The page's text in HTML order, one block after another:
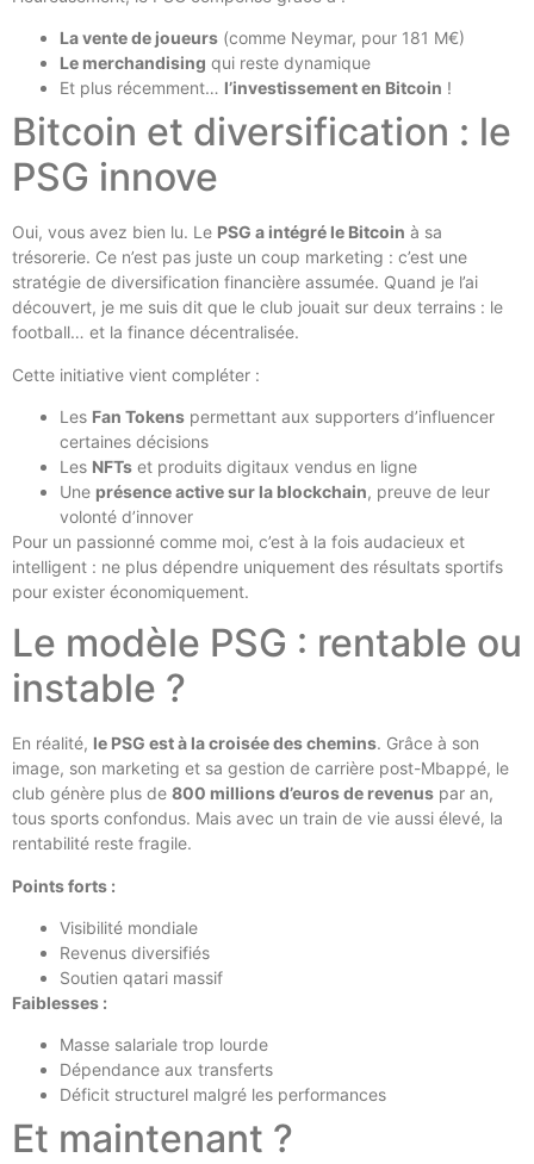
La vente de joueurs (comme Neymar, pour 181 M€)
Le merchandising qui reste dynamique
Et plus récemment… l’investissement en Bitcoin !
Bitcoin et diversification : le
PSG innove
Oui, vous avez bien lu. Le PSG a intégré le Bitcoin à sa
trésorerie. Ce n’est pas juste un coup marketing : c’est une
stratégie de diversification financière assumée. Quand je l’ai
découvert, je me suis dit que le club jouait sur deux terrains : le
football… et la finance décentralisée.
Cette initiative vient compléter :
Les Fan Tokens permettant aux supporters d’influencer
certaines décisions
Les NFTs et produits digitaux vendus en ligne
Une présence active sur la blockchain, preuve de leur
volonté d’innover
Pour un passionné comme moi, c’est à la fois audacieux et
intelligent : ne plus dépendre uniquement des résultats sportifs
pour exister économiquement.
Le modèle PSG : rentable ou
instable ?
En réalité, le PSG est à la croisée des chemins. Grâce à son
image, son marketing et sa gestion de carrière post-Mbappé, le
club génère plus de 800 millions d’euros de revenus par an,
tous sports confondus. Mais avec un train de vie aussi élevé, la
rentabilité reste fragile.
Points forts :
Visibilité mondiale
Revenus diversifiés
Soutien qatari massif
Faiblesses :
Masse salariale trop lourde
Dépendance aux transferts
Déficit structurel malgré les performances
Et maintenant ?